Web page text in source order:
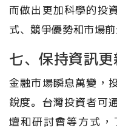
而做出更加科學的投
式、競爭優勢和市場
七、保持資訊
金融市場瞬息萬變，
銳度。台灣投資者可
壇和研討會等方式